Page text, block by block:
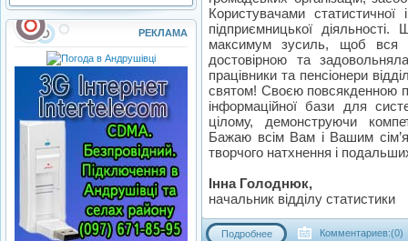
РЕКЛАМА
Користувачами статистичної
підприємницької
максимум зусиль, щоб вся
достовірною та
працівники та пенсіонери
святом! Своєю повсякденною
інформаційної бази для
цілому, демонструючи
Бажаю всім Вам і Вашим
творчого натхнення і
Інна Голоднюк,
начальник відділу статистики
Подробнее Комментариев:(0)